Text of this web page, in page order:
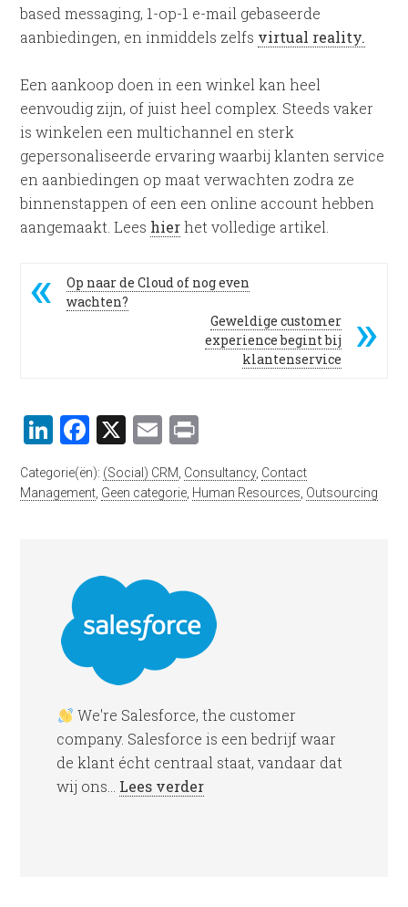
based messaging, 1-op-1 e-mail gebaseerde
aanbiedingen, en inmiddels zelfs virtual reality.
Een aankoop doen in een winkel kan heel
eenvoudig zijn, of juist heel complex. Steeds vaker
is winkelen een multichannel en sterk
gepersonaliseerde ervaring waarbij klanten service
en aanbiedingen op maat verwachten zodra ze
binnenstappen of een een online account hebben
aangemaakt. Lees hierhet volledige artikel.
Op naar de Cloud of nog even
wachten?
Geweldige customer
experience begint bij
klantenservice
LinkedIn
Facebook
X Email
Categorie(ën): (Social) CRM Consultancy, Contact
Management Geen categorie Human Resources Outsourcing
We're Salesforce, the customer
company. Salesforce is een bedrijf waar
de klant écht centraal staat, vandaar dat
wij ons... Lees verder